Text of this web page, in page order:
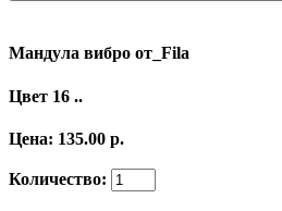
Мандула вибро от_Fila
Цвет 16 ..
Цена: 135.00 р.
Количество: